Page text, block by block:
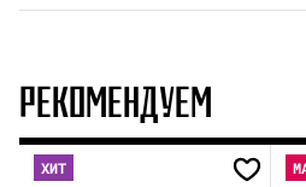
РЕКОМЕНДУЕМ
ХИТ